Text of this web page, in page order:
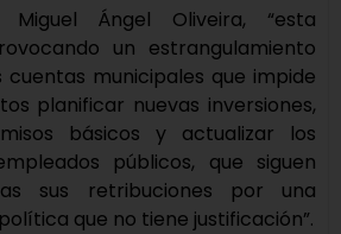
Miguel Ángel Oliveira, “esta
un estrangulamiento
municipales que impide
planificar nuevas inversiones,
básicos y actualizar los
públicos, que siguen
sus retribuciones por una
que no tiene justificación”.